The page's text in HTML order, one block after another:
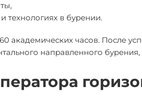
технологиях в бурении.
академических часов. После
направленного